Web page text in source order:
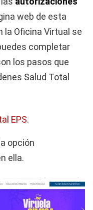
web de esta
la Oficina Virtual se
completar
los pasos que
Salud Total
EPS.
opción
ella.